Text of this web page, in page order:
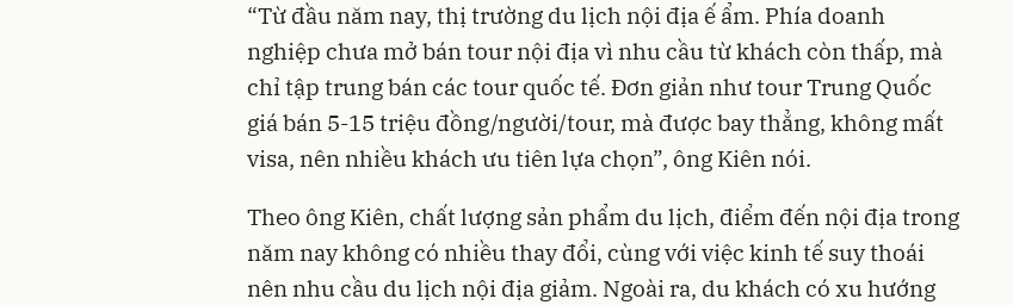
“Từ đầu năm nay, thị trường du lịch nội địa ế ẩm. Phía doanh
nghiệp chưa mở bán tour nội địa vì nhu cầu từ khách còn thấp, mà
chỉ tập trung bán các tour quốc tế. Đơn giản như tour Trung Quốc
giá bán 5-15 triệu đồng/người/tour, mà được bay thẳng, không mất
visa, nên nhiều khách ưu tiên lựa chọn”, ông Kiên nói.
Theo ông Kiên, chất lượng sản phẩm du lịch, điểm đến nội địa trong
năm nay không có nhiều thay đổi, cùng với việc kinh tế suy thoái
nên nhu cầu du lịch nội địa giảm. Ngoài ra, du khách có xu hướng